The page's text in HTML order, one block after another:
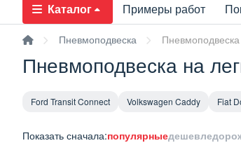
Каталог Примеры работ
Пневмоподвеска
Пневмоподвеска на
Ford Transit Connect Volkswagen Caddy Fiat
Показать сначала:популярныедешевле